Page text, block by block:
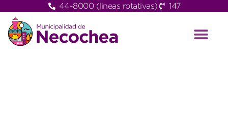
44-8000 (lineas rotativas) 147